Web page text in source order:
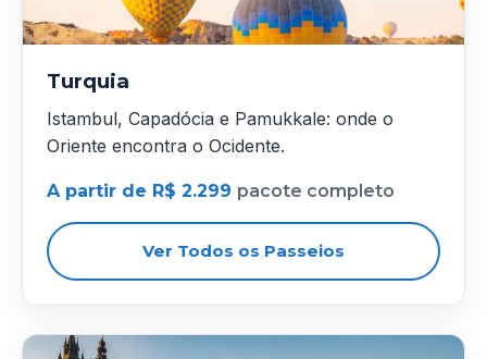
Turquia
Istambul, Capadócia e Pamukkale: onde o
Oriente encontra o Ocidente.
A partir de R$ 2.299 pacote completo
Ver Todos os Passeios